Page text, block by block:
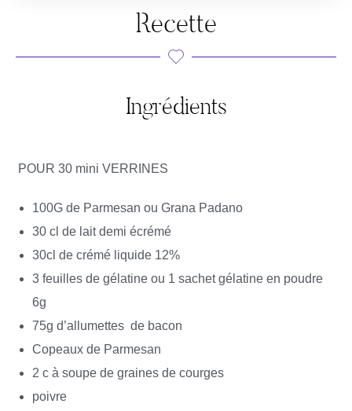
Recette
Ingrédients
POUR 30 mini VERRINES
100G de Parmesan ou Grana Padano
30 cl de lait demi écrémé
30cl de crémé liquide 12%
3 feuilles de gélatine ou 1 sachet gélatine en poudre
6g
75g d’allumettes de bacon
Copeaux de Parmesan
2 c à soupe de graines de courges
poivre